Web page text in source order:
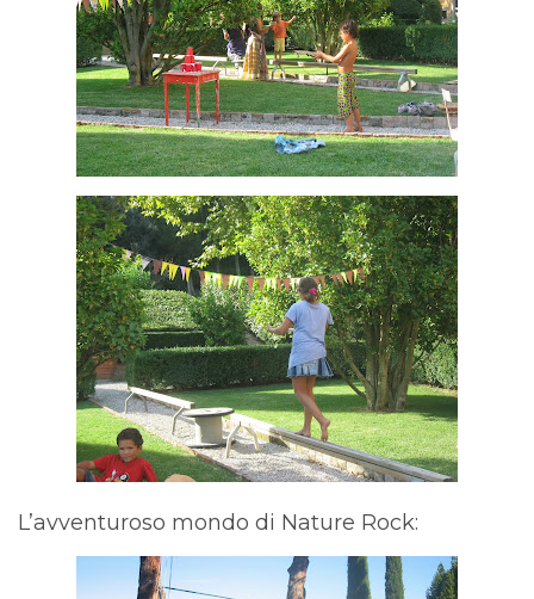
L’avventuroso mondo di Nature Rock: